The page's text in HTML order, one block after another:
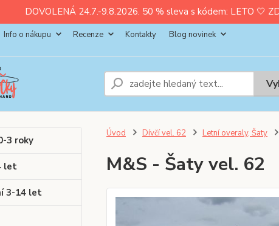
DOVOLENÁ 24.7.-9.8.2026. 50 % sleva s kódem: LETO 🤍
Info o nákupu Recenze Kontakty Blog novinek
3 roky
let
3-14 let
Úvod Dívčí vel. 62 Letní overaly, Šaty
M&S - Šaty vel. 62